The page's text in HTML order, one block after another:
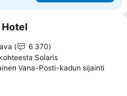
suosikkeihin
Hotel
6 370
Solaris
Vana-Posti-kadun sijainti